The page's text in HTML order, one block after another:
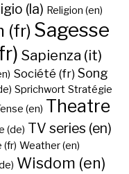
(la) Religion (en)
(fr) Sagesse
Sapienza (it)
Société (fr) Song
Sprichwort Stratégie
(en) Theatre
(de) TV series (en)
(fr) Weather (en)
Wisdom (en)